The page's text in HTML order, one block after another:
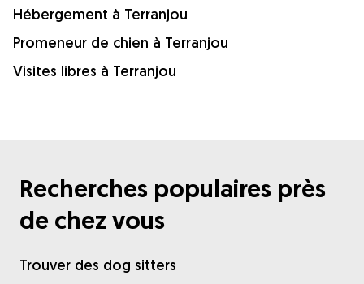
Hébergement à Terranjou
Promeneur de chien à Terranjou
Visites libres à Terranjou
Recherches populaires près
de chez vous
Trouver des dog sitters